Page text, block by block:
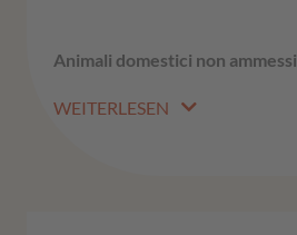
Animali domestici non ammessi
WEITERLESEN